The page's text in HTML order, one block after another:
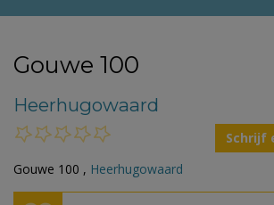
Gouwe 100
Heerhugowaard
Schrijf
Gouwe 100 , Heerhugowaard